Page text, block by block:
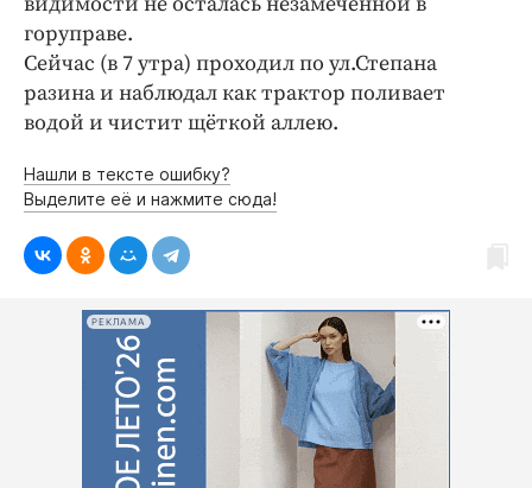
Криминал
Культура
Недвижимость и ЖКХ
Образование
Погода
Происшествия
Экономика и бизнес
ПРОЕКТЫ
Блоги
Издания
горуправе.
Сейчас (в 7 утра) проходил по ул.Степана
разина и наблюдал как трактор поливает
водой и чистит щёткой аллею.
Нашли в тексте ошибку?
Выделите её и нажмите сюда!
РЕКЛАМА